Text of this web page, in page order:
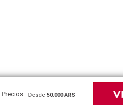
Precios Desde50.000 ARS